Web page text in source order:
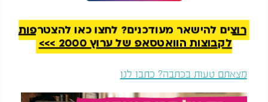
שיהפוך את המטבח
תגיעו לריצה רציפה תוך
בחירת הצבעים חשובה לא פחות. שילוב של ירוק עם
ורוד עדין, בהשראת פריחת השקדייה, יוצר מראה רך,
חגיגי ומלא חיים. ניתן לשלב רנרים בגוונים הללו, כדים,
קערות הגשה ופריטי נוי שמשלימים את המראה ויוצרים
אחידות על השולחן.
רוצים להישאר מעודכנים? לחצו כאן להצטרפות
לקבוצות הוואטסאפ של ערוץ 2000 >>>
מצאתם טעות בכתבה? כתבו לנו